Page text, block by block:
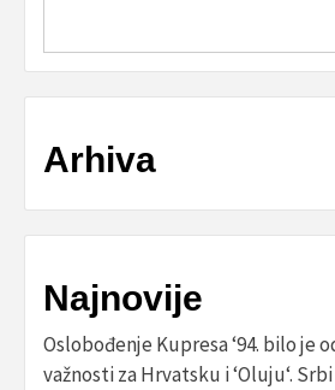
Arhiva
Najnovije
Oslobođenje Kupresa ‘94. bilo je
važnosti za Hrvatsku i ‘Oluju‘.